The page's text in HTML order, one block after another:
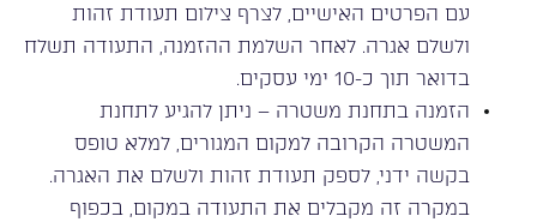
עם הפרטים האישיים, לצרף צילום תעודת זהות
ולשלם אגרה. לאחר השלמת ההזמנה, התעודה תשלח
בדואר תוך כ-10 ימי עסקים.
הזמנה בתחנת משטרה – ניתן להגיע לתחנת
המשטרה הקרובה למקום המגורים, למלא טופס
בקשה ידני, לספק תעודת זהות ולשלם את האגרה.
במקרה זה מקבלים את התעודה במקום, בכפוף